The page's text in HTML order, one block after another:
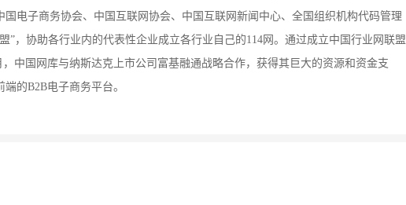
国电子商务协会、中国互联网协会、中国互联网新闻中心、全国组织机构代码管理
”，协助各行业内的代表性企业成立各行业自己的114网。通过成立中国行业网联盟
中国网库与纳斯达克上市公司富基融通战略合作，获得其巨大的资源和资金支
的B2B电子商务平台。